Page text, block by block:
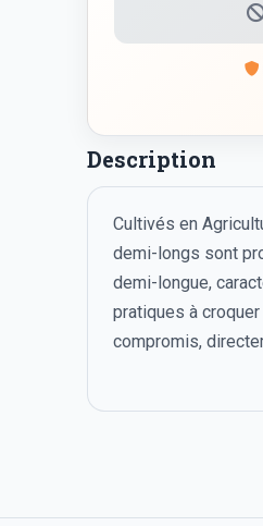
Description
Cultivés en
demi-longs sont
demi-longue,
pratiques à
compromis,